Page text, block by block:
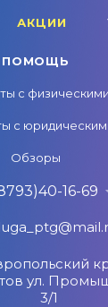
АКЦИИ
ПОМОЩЬ
с
с
Обзоры
16-69
ул.
3/1